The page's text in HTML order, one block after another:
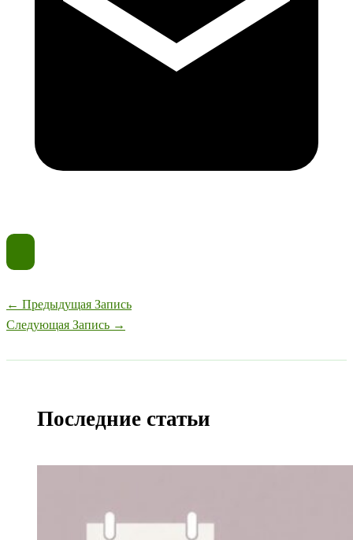
← Предыдущая Запись
Следующая Запись →
Последние статьи